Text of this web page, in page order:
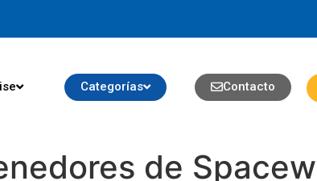
Categorías Contacto
de